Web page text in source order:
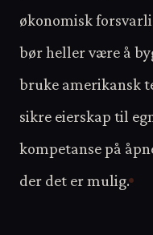
økonomisk
bør heller være å
bruke amerikansk
sikre eierskap til
kompetanse på
der det er mulig.